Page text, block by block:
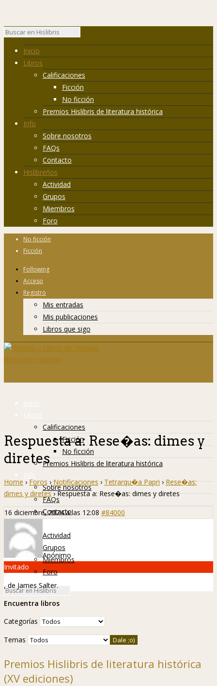
Inicio
Libros
Calificaciones
Ficción
No ficción
Premios Hislibris de literatura histórica
Info
Sobre nosotros
FAQs
Contacto
Hislibreños
Actividad
Grupos
Miembros
Foro
No ficción
Ficción
Following
Acceso
Registro
Mis entradas
Mis publicaciones
Libros que sigo
Inicio
Libros
Calificaciones
Ficción
No ficción
Premios Hislibris de literatura histórica
Info
Sobre nosotros
FAQs
Contacto
Hislibreños
Actividad
Grupos
Miembros
Foro
Respuesta a: Rese�as: dimes y
diretes
Home › Foros › Notificaciones › Tetrarqu�a Papri › Rese�as:
dimes y diretes › Respuesta a: Rese�as: dimes y diretes
16 diciembre, 2024 a las 12:08 #84000
Anónimo
Invitado
, de James Salter.
Encuentra libros
Categorías
Temas
Premios Hislibris de literatura histórica
(XV ediciones)